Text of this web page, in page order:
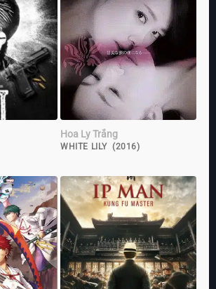
Hoa Ly Trắng
WHITE LILY (2016)